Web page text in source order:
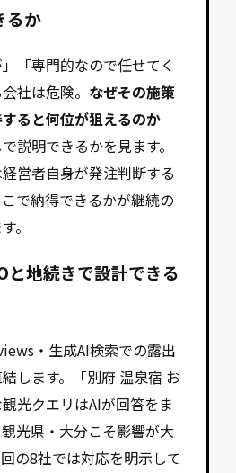
るか
」「専門的なので任せてく
社は危険。 なぜその施策
ると何位が狙えるのか
説明できるかを見ます。
営者自身が発注判断する
で納得できるかが継続の
。
と地続きで設計できる
・生成AI検索での露出
します。「別府 温泉宿 お
光クエリはAIが回答をま
光県・大分こそ影響が大
の8社では対応を明示して